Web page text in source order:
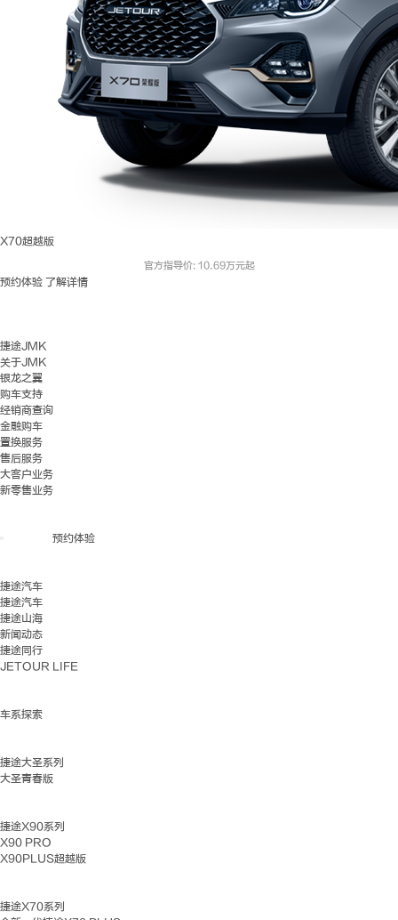
X70超越版
官方指导价: 10.69万元起
预约体验 了解详情
捷途JMK
关于JMK
银龙之翼
购车支持
经销商查询
金融购车
置换服务
售后服务
大客户业务
新零售业务
预约体验
捷途汽车
捷途汽车
捷途山海
新闻动态
捷途同行
JETOUR LIFE
车系探索
捷途大圣系列
大圣青春版
捷途X90系列
X90 PRO
X90PLUS超越版
捷途X70系列